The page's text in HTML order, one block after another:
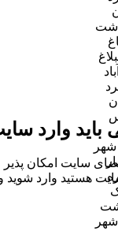
باید وارد
سایت امکان
هستید وارد شوید